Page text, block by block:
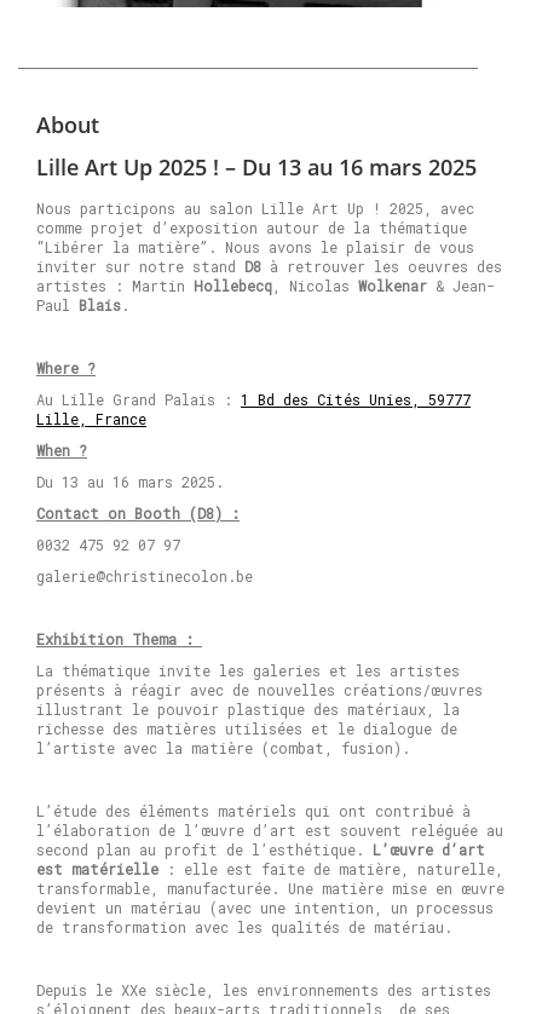
About
Lille Art Up 2025 ! – Du 13 au 16 mars 2025
Nous participons au salon Lille Art Up ! 2025, avec
comme projet d’exposition autour de la thématique
“Libérer la matière”. Nous avons le plaisir de vous
inviter sur notre stand D8 à retrouver les oeuvres des
artistes : Martin Hollebecq , Nicolas Wolkenar & Jean-
Paul Blais.
Where ?
Au Lille Grand Palais : 1 Bd des Cités Unies, 59777
Lille, France
When ?
Du 13 au 16 mars 2025.
Contact on Booth (D8) :
0032 475 92 07 97
galerie@christinecolon.be
Exhibition Thema :
La thématique invite les galeries et les artistes
présents à réagir avec de nouvelles créations/œuvres
illustrant le pouvoir plastique des matériaux, la
richesse des matières utilisées et le dialogue de
l’artiste avec la matière (combat, fusion).
L’étude des éléments matériels qui ont contribué à
l’élaboration de l’œuvre d’art est souvent reléguée au
second plan au profit de l’esthétique. L’œuvre d’art
est matérielle : elle est faite de matière, naturelle,
transformable, manufacturée. Une matière mise en œuvre
devient un matériau (avec une intention, un processus
de transformation avec les qualités de matériau.
Depuis le XXe siècle, les environnements des artistes
s’éloignent des beaux-arts traditionnels, de ses